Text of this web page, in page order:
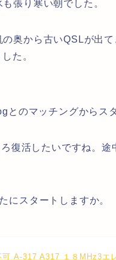
張り寒い朝でした。
奥から古いQSLが出
た。
のマッチングからス
復活したいですね。
にスタートしますか。
可 A-317 A317 １８MHz3エ